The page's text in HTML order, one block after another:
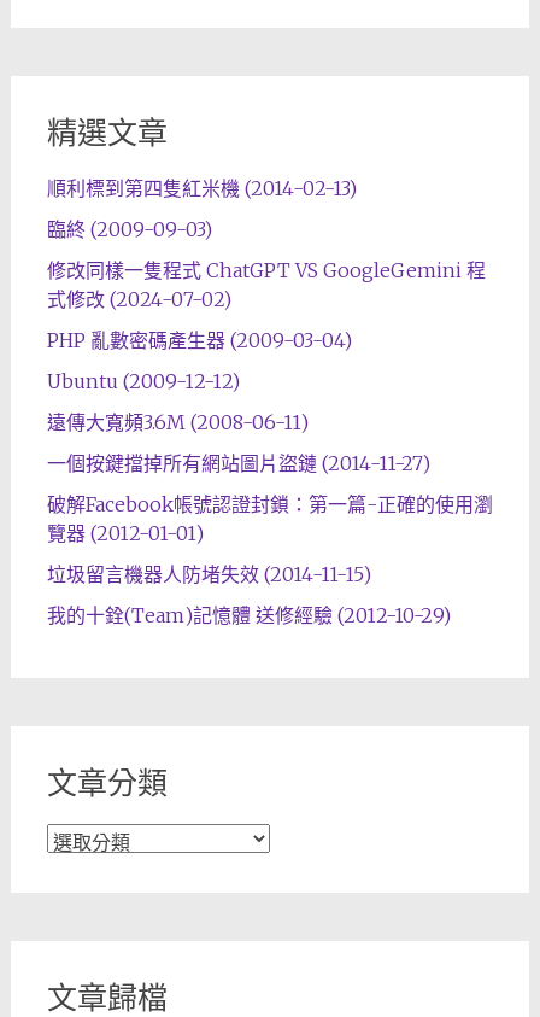
精選文章
順利標到第四隻紅米機 (2014-02-13)
臨終 (2009-09-03)
修改同樣一隻程式 ChatGPT VS GoogleGemini 程
式修改 (2024-07-02)
PHP 亂數密碼產生器 (2009-03-04)
Ubuntu (2009-12-12)
遠傳大寬頻3.6M (2008-06-11)
一個按鍵擋掉所有網站圖片盜鏈 (2014-11-27)
破解Facebook帳號認證封鎖：第一篇-正確的使用瀏
覽器 (2012-01-01)
垃圾留言機器人防堵失效 (2014-11-15)
我的十銓(Team)記憶體 送修經驗 (2012-10-29)
文章分類
文
文章歸檔